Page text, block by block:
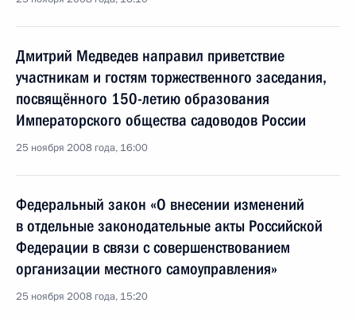
Дмитрий Медведев направил приветствие
участникам и гостям торжественного заседания,
посвящённого 150-летию образования
Императорского общества садоводов России
25 ноября 2008 года, 16:00
Федеральный закон «О внесении изменений
в отдельные законодательные акты Российской
Федерации в связи с совершенствованием
организации местного самоуправления»
25 ноября 2008 года, 15:20